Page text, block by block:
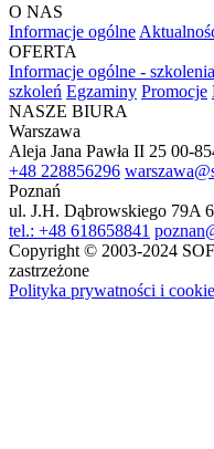
O NAS
Informacje ogólne
OFERTA
Informacje ogólne - szkolenia
szkoleń Egzaminy Promocje
NASZE BIURA
Warszawa
Aleja Jana Pawła II 25 00-
+48 228856296
Poznań
ul. J.H. Dąbrowskiego 79A
tel.: +48 618658841
Copyright © 2003-2024
zastrzeżone
Polityka prywatności i